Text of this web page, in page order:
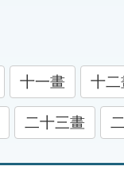
十一畫 十二
二十三畫